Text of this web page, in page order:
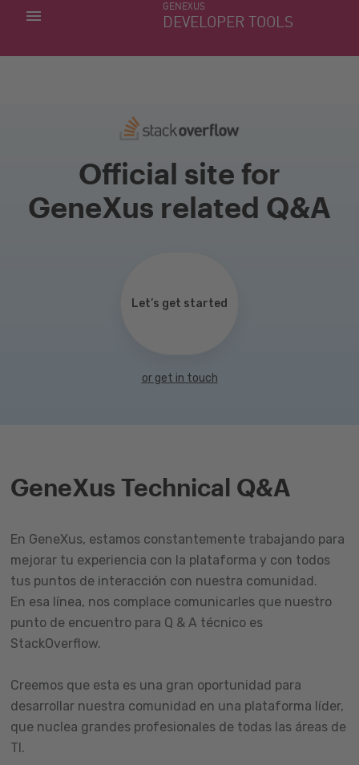
GENEXUS
DEVELOPER TOOLS
MIS APLICACIONES
Official site for
GeneXus related Q&A
Let’s get started
or get in touch
GeneXus Technical Q&A
En GeneXus, estamos constantemente trabajando para
mejorar tu experiencia con la plataforma y con todos
tus puntos de interacción con nuestra comunidad.
En esa línea, nos complace comunicarles que nuestro
punto de encuentro para Q & A técnico es
StackOverflow.
Creemos que esta es una gran oportunidad para
desarrollar nuestra comunidad en una plataforma líder,
que nuclea grandes profesionales de todas las áreas de
TI.